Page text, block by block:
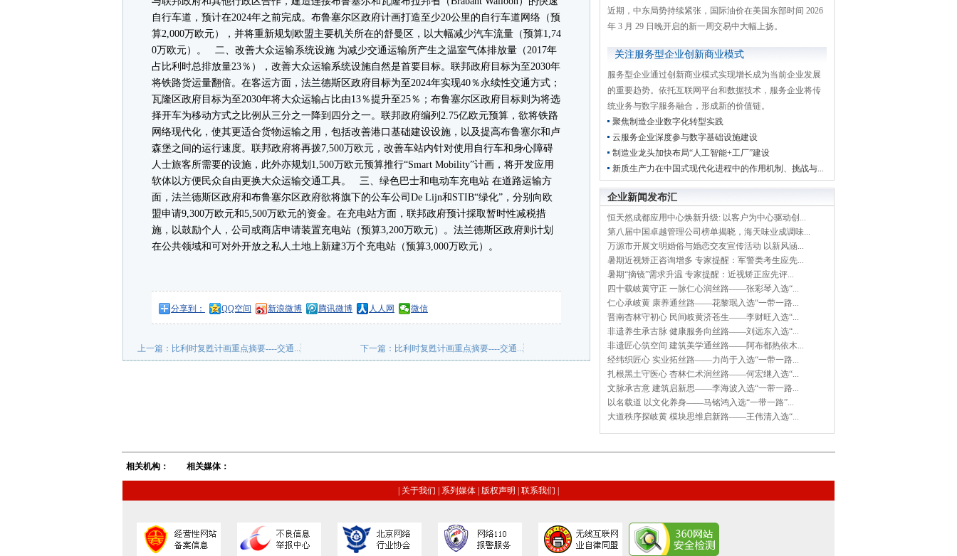
自行车道，预计在2024年之前完成。布鲁塞尔区政府计画打造至少20公里的自行车道网络（预
算2,000万欧元），并将重新规划欧盟主要机关所在的舒曼区，以大幅减少汽车流量（预算1,74
0万欧元）。 二、改善大众运输系统设施 为减少交通运输所产生之温室气体排放量（2017年
占比利时总排放量23％），改善大众运输系统设施自然是首要目标。联邦政府目标为至2030年
将铁路货运量翻倍。在客运方面，法兰德斯区政府目标为至2024年实现40％永续性交通方式；
瓦隆区政府目标为至2030年将大众运输占比由13％提升至25％；布鲁塞尔区政府目标则为将选
择开车为移动方式之比例从三分之一降到四分之一。联邦政府编列2.75亿欧元预算，欲将铁路
网络现代化，使其更适合货物运输之用，包括改善港口基础建设设施，以及提高布鲁塞尔和卢
森堡之间的运行速度。联邦政府将再拨7,500万欧元，改善车站内针对使用自行车和身心障碍
人士旅客所需要的设施，此外亦规划1,500万欧元预算推行“Smart Mobility”计画，将开发应用
软体以方便民众自由更换大众运输交通工具。 三、绿色巴士和电动车充电站 在道路运输方
面，法兰德斯区政府和布鲁塞尔区政府欲将旗下的公车公司De Lijn和STIB“绿化”，分别向欧
盟申请9,300万欧元和5,500万欧元的资金。在充电站方面，联邦政府预计採取暂时性减税措
施，以鼓励个人，公司或商店申请装置充电站（预算3,200万欧元）。法兰德斯区政府则计划
在公共领域和可对外开放之私人土地上新建3万个充电站（预算3,000万欧元）。
分享到： QQ空间 新浪微博 腾讯微博 人人网 微信
上一篇： 比利时复甦计画重点摘要----交通... 下一篇： 比利时复甦计画重点摘要----交通...
近期，中东局势持续紧张，国际油价在美国东部时间 2026
年 3 月 29 日晚开启的新一周交易中大幅上扬。
关注服务型企业创新商业模式
服务型企业通过创新商业模式实现增长成为当前企业发展
的重要趋势。依托互联网平台和数据技术，服务企业将传
统业务与数字服务融合，形成新的价值链。
聚焦制造企业数字化转型实践
云服务企业深度参与数字基础设施建设
制造业龙头加快布局“人工智能+工厂”建设
新质生产力在中国式现代化进程中的作用机制、挑战与...
企业新闻发布汇
恒天然成都应用中心焕新升级: 以客户为中心驱动创...
第八届中国卓越管理公司榜单揭晓，海天味业成调味...
万源市开展文明婚俗与婚恋交友宣传活动 以新风涵...
暑期近视矫正咨询增多 专家提醒：军警类考生应先...
暑期“摘镜”需求升温 专家提醒：近视矫正应先评...
四十载岐黄守正 一脉仁心润丝路——张彩琴入选“...
仁心承岐黄 康养通丝路——花黎珉入选“一带一路...
晋南杏林守初心 民间岐黄济苍生——李财旺入选“...
非遗养生承古脉 健康服务向丝路——刘远东入选“...
非遗匠心筑空间 建筑美学通丝路——阿布都热依木...
经纬织匠心 实业拓丝路——力尚于入选“一带一路...
扎根黑土守医心 杏林仁术润丝路——何宏继入选“...
文脉承古意 建筑启新思——李海波入选“一带一路...
以名载道 以文化养身——马铭鸿入选“一带一路”...
大道秩序探岐黄 模块思维启新路——王伟清入选“...
相关机构： 相关媒体：
关于我们 系列媒体 版权声明 联系我们